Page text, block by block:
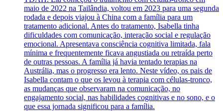
maio de 2022 na Tailândia, voltou em 2023 para uma segunda
rodada e depois viajou à China com a família para um
tratamento adicional. Antes do tratamento, Isabella tinha
dificuldades com comunicação, interação social e regulação
emocional. Apresentava consciência cognitiva limitada, fala
mínima e frequentemente ficava angustiada ou retraída perto
de outras pessoas. A família já havia tentado terapias na
Austrália, mas o progresso era lento. Neste vídeo, os pais de
Isabella contam o que os levou à terapia com células-tronco,
as mudanças que observaram na comunicação, no
engajamento social, nas habilidades cognitivas e no sono, e o
que essa jornada significou para a família.